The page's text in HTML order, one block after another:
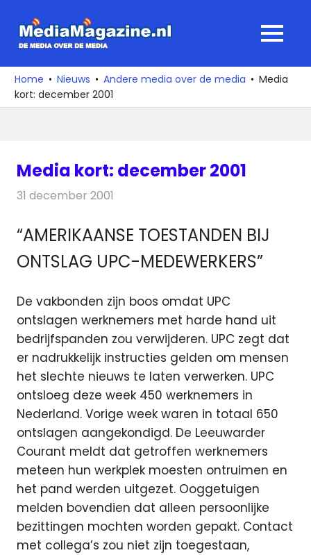
naar
media
over
de
MENU
Home Nieuws Andere media over de media
Media
kort: december 2001
Media kort: december 2001
31 december 2001
“AMERIKAANSE TOESTANDEN BIJ
ONTSLAG UPC-MEDEWERKERS”
De vakbonden zijn boos omdat UPC
ontslagen werknemers met harde hand uit
bedrijfspanden zou verwijderen. UPC zegt dat
er nadrukkelijk instructies gelden om mensen
het slechte nieuws te laten verwerken. UPC
ontsloeg deze week 450 werknemers in
Nederland. Vorige week waren in totaal 650
ontslagen aangekondigd. De Leeuwarder
Courant meldt dat getroffen werknemers
meteen hun werkplek moesten ontruimen en
het pand werden uitgezet. Ooggetuigen
melden bovendien dat alleen persoonlijke
bezittingen mochten worden gepakt. Contact
met collega’s zou niet zijn toegestaan,